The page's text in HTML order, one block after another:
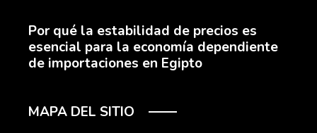
Por qué la estabilidad de precios es
esencial para la economía dependiente
de importaciones en Egipto
MAPA DEL SITIO